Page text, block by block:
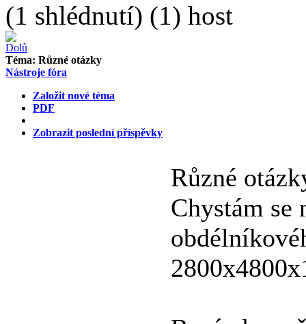
(1 shlédnutí) (1) host
Téma: Různé otázky
Nástroje fóra
Založit nové téma
PDF
Zobrazit poslední příspěvky
Různé
Chystám se